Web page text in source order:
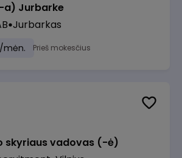
a) Jurbarke
Jurbarkas
mėn. Prieš mokesčius
skyriaus vadovas (-ė)